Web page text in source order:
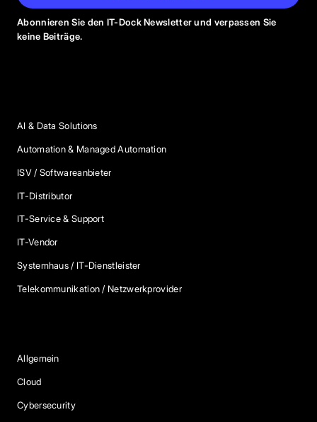
Abonnieren Sie den IT-Dock Newsletter und verpassen Sie
keine Beiträge.
AI & Data Solutions
Automation & Managed Automation
ISV / Softwareanbieter
IT-Distributor
IT-Service & Support
IT-Vendor
Systemhaus / IT-Dienstleister
Telekommunikation / Netzwerkprovider
Allgemein
Cloud
Cybersecurity